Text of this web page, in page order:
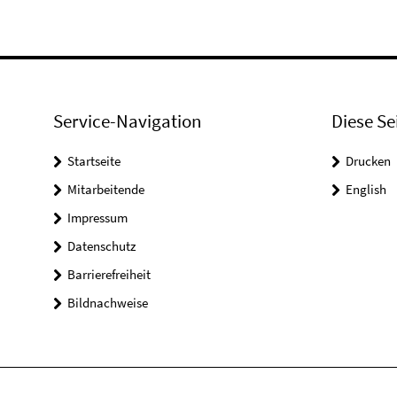
Service-Navigation
Startseite
Mitarbeitende
Impressum
Datenschutz
Barrierefreiheit
Bildnachweise
Diese
Drucken
English